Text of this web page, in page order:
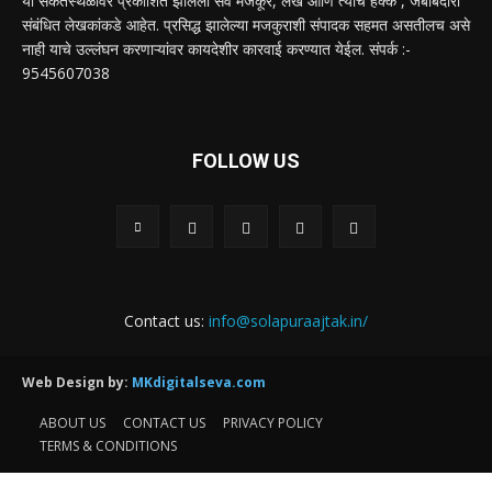
संबंधित लेखकांकडे आहेत. प्रसिद्ध झालेल्या मजकुराशी संपादक सहमत असतीलच असे
नाही याचे उल्लंघन करणाऱ्यांवर कायदेशीर कारवाई करण्यात येईल. संपर्क :-
9545607038
FOLLOW US
Contact us: info@solapuraajtak.in/
Web Design by: MKdigitalseva.com
ABOUT US CONTACT US
PRIVACY POLICY
TERMS & CONDITIONS